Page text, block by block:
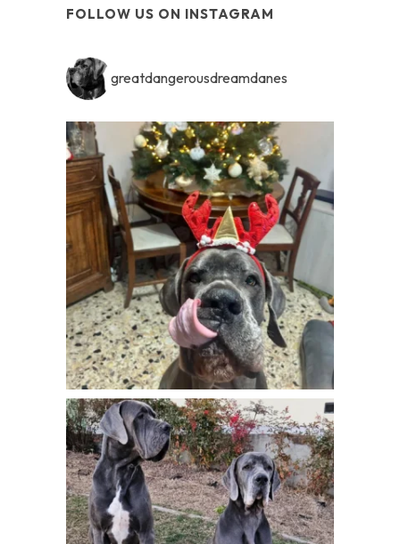
FOLLOW US ON INSTAGRAM
greatdangerousdreamdanes